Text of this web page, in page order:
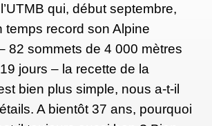
qui, début septembre,
temps record son Alpine
82 sommets de 4 000 mètres
jours – la recette de la
bien plus simple, nous a-t-il
A bientôt 37 ans, pourquoi